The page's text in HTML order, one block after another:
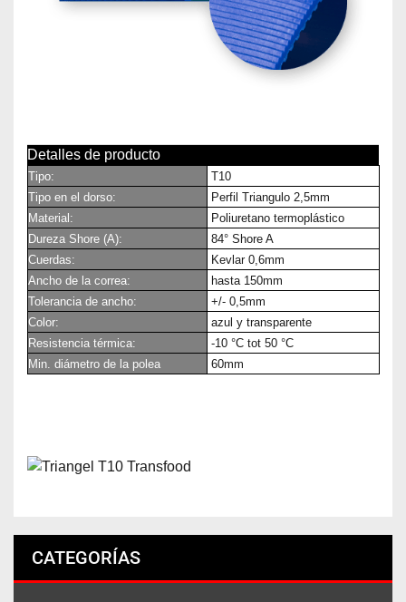
Detalles de producto
Tipo:
T10
Tipo en el dorso:
Perfil Triangulo 2,5mm
Material:
Poliuretano termoplástico
Dureza Shore (A):
84° Shore A
Cuerdas:
Kevlar 0,6mm
Ancho de la correa:
hasta 150mm
Tolerancia de ancho:
+/- 0,5mm
Color:
azul y transparente
Resistencia térmica:
-10 °C tot 50 °C
Min. diámetro de la polea
60mm
CATEGORÍAS